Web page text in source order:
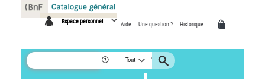
Espace personnel Aide Une question ? Historique
Tout
Panneau de gestion des cookies